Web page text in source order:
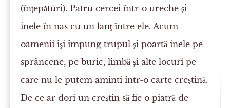
(înţepături). Patru cercei într-o ureche şi
inele în nas cu un lanţ între ele. Acum
oamenii îşi împung trupul şi poartă inele pe
sprâncene, pe buric, limbă şi alte locuri pe
care nu le putem aminti într-o carte creştină.
De ce ar dori un creştin să fie o piatră de